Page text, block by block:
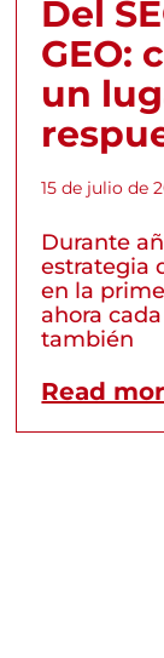
Del
GEO:
un
15 de julio de
Durante
estrategia
en la
ahora
también
Read